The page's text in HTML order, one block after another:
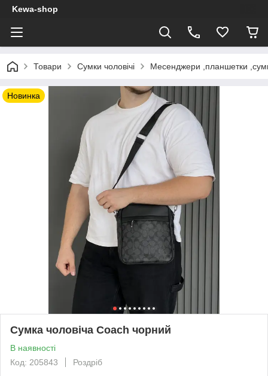
Kewa-shop
Товари Сумки чоловічі Месенджери ,планшетки
Новинка
Сумка чоловіча Coach чорний
В наявності
Код: 205843
Роздріб